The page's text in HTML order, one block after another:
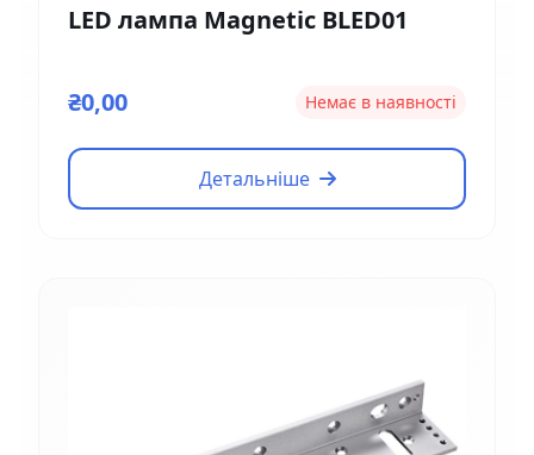
LED лампа Magnetic BLED01
₴0,00 Немає в наявності
Детальніше